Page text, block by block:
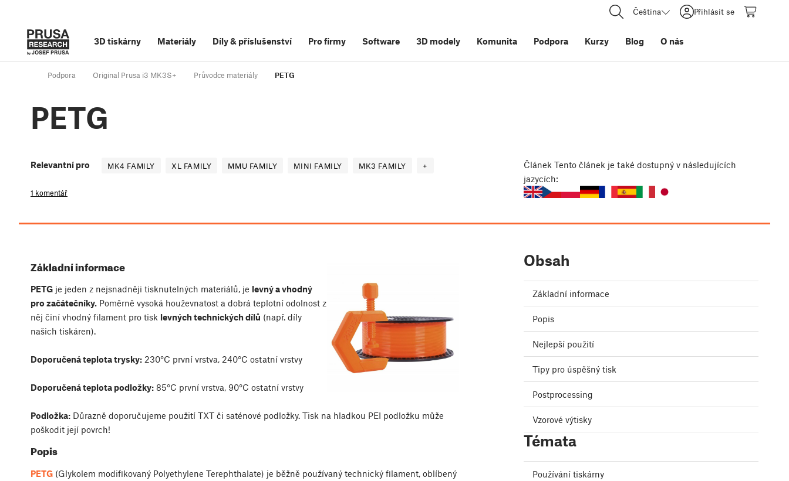
Čeština Přihlásit se
3D tiskárny Materiály Díly& příslušenství Pro firmy Software 3D modely Komunita Podpora Kurzy Blog O nás
Podpora Original Prusa i3 MK3S+ Průvodce materiály PETG
PETG
Relevantní pro MK4 FAMILY XL FAMILY MMU FAMILY MINI FAMILY MK3 FAMILY +
1 komentář
Článek Tento článek je také dostupný v následujících
jazycích:
Základní informace
PETG je jeden z nejsnadněji tisknutelných materiálů, je levný a vhodný
pro začátečníky. Poměrně vysoká houževnatost a dobrá teplotní odolnost z
něj činí vhodný filament pro tisk levných technických dílů (např. díly
našich tiskáren).
Doporučená teplota trysky: 230°C první vrstva, 240°C ostatní vrstvy
Doporučená teplota podložky: 85°C první vrstva, 90°C ostatní vrstvy
Podložka: Důrazně doporučujeme použití TXT či saténové podložky. Tisk na hladkou PEI podložku může
poškodit její povrch!
Popis
PETG (Glykolem modifikovaný Polyethylene Terephthalate) je běžně používaný technický filament, oblíbený
Obsah
Základní informace
Popis
Nejlepší použití
Tipy pro úspěšný tisk
Postprocessing
Vzorové výtisky
Témata
Používání tiskárny